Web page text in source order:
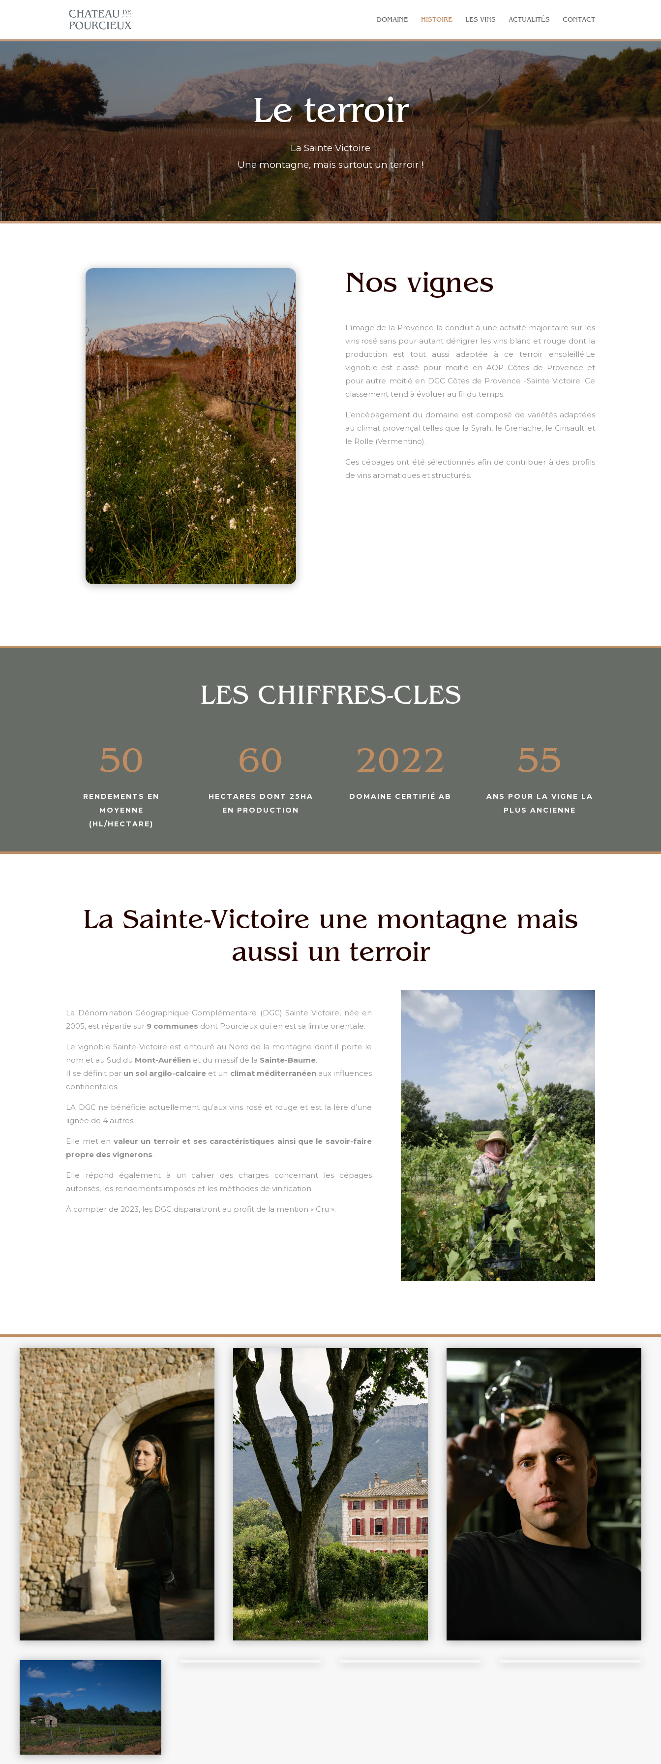
DOMAINE HISTOIRE LES VINS ACTUALITÉS CONTACT
Le terroir
La Sainte Victoire
Une montagne, mais surtout un terroir !
Nos vignes
L’image de la Provence la conduit à une activité majoritaire sur les
vins rosé sans pour autant dénigrer les vins blanc et rouge dont la
production est tout aussi adaptée à ce terroir ensoleillé.Le
vignoble est classé pour moitié en AOP Côtes de Provence et
pour autre moitié en DGC Côtes de Provence -Sainte Victoire. Ce
classement tend à évoluer au fil du temps.
L’encépagement du domaine est composé de variétés adaptées
au climat provençal telles que la Syrah, le Grenache, le Cinsault et
le Rolle (Vermentino).
Ces cépages ont été sélectionnés afin de contribuer à des profils
de vins aromatiques et structurés.
LES CHIFFRES-CLES
50
RENDEMENTS EN
MOYENNE
(HL/HECTARE)
60
HECTARES DONT 25HA
EN PRODUCTION
2022
DOMAINE CERTIFIÉ AB
55
ANS POUR LA VIGNE LA
PLUS ANCIENNE
La Sainte-Victoire une montagne mais
aussi un terroir
La Dénomination Géographique Complémentaire (DGC) Sainte Victoire, née en
2005, est répartie sur 9 communes dont Pourcieux qui en est sa limite orientale.
Le vignoble Sainte-Victoire est entouré au Nord de la montagne dont il porte le
nom et au Sud du Mont-Aurélien et du massif de la Sainte-Baume.
Il se définit par un sol argilo-calcaire et un climat méditerranéenaux influences
continentales.
LA DGC ne bénéficie actuellement qu’aux vins rosé et rouge et est la lère d’une
lignée de 4 autres.
Elle met en valeur un terroir et ses caractéristiques ainsi que le savoir-faire
propre des vignerons.
Elle répond également à un cahier des charges concernant les cépages
autorisés, les rendements imposés et les méthodes de vinification.
À compter de 2023, les DGC disparaitront au profit de la mention « Cru ».